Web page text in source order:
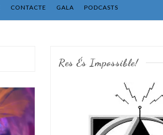
CONTACTE GALA PODCASTS
Res És Impossible!